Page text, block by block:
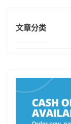
文章分类